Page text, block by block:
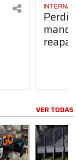
VER TODAS